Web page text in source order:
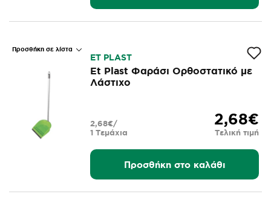
Προσθήκη σε λίστα
ΕΤ PLAST
Et Plast Φαράσι Ορθοστατικό με
Λάστιχο
2,68€
Τελική τιμή
1 Τεμάχια
2,68€/
Προσθήκη στο καλάθι